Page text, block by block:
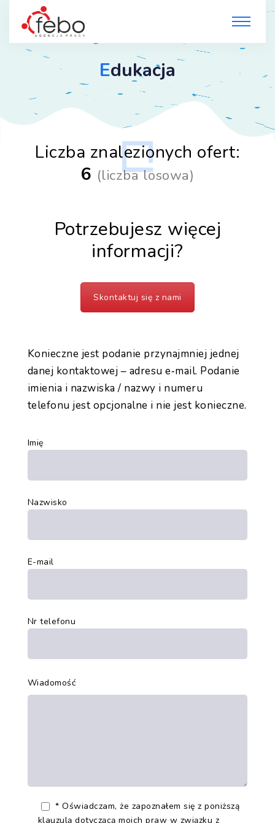
Edukacja
Liczba znalezionych ofert:
6 (liczba losowa)
Potrzebujesz więcej
informacji?
Skontaktuj się z nami
Konieczne jest podanie przynajmniej jednej
danej kontaktowej – adresu e‑mail. Podanie
imienia i nazwiska / nazwy i numeru
telefonu jest opcjonalne i nie jest konieczne.
Imię
Nazwisko
E-mail
Nr telefonu
Wiadomość
* Oświadczam, że zapoznałem się z poniższą
klauzulą dotyczącą moich praw w związku z